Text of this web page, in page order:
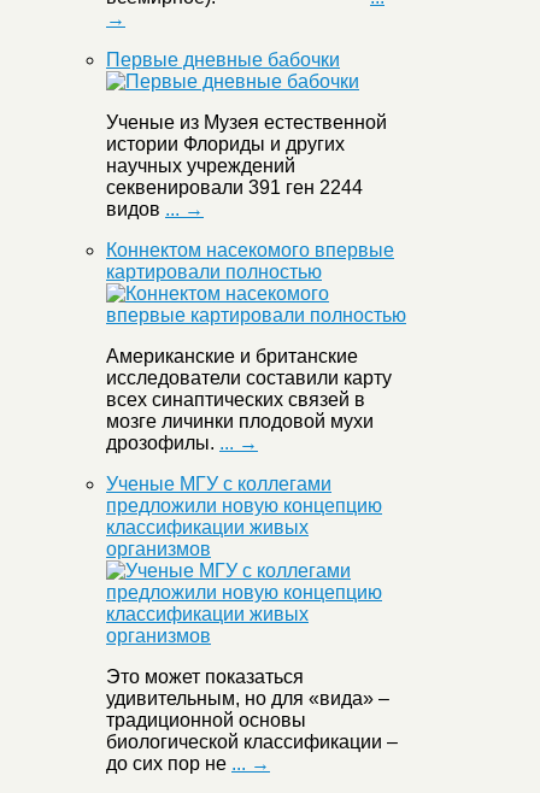
→
Первые дневные бабочки
Ученые из Музея естественной
истории Флориды и других
научных учреждений
секвенировали 391 ген 2244
видов ... →
Коннектом насекомого впервые
картировали полностью
Американские и британские
исследователи составили карту
всех синаптических связей в
мозге личинки плодовой мухи
дрозофилы. ... →
Ученые МГУ с коллегами
предложили новую концепцию
классификации живых
организмов
Это может показаться
удивительным, но для «вида» –
традиционной основы
биологической классификации –
до сих пор не ... →